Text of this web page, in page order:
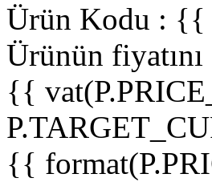
Ürün Kodu : {{
Ürünün
{{
{{